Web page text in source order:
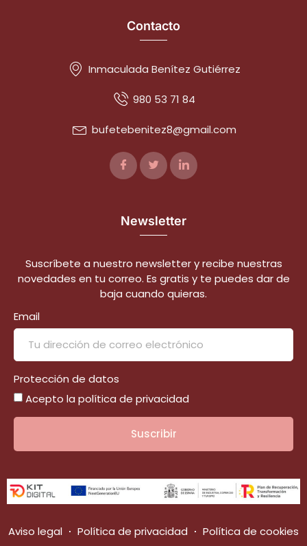
Contacto
Inmaculada Benítez Gutiérrez
980 53 71 84
bufetebenitez8@gmail.com
Newsletter
Suscríbete a nuestro newsletter y recibe nuestras
novedades en tu correo. Es gratis y te puedes dar de
baja cuando quieras.
Email
Protección de datos
Acepto la política de privacidad
Suscribir
Aviso legal Política de privacidad Política de cookies